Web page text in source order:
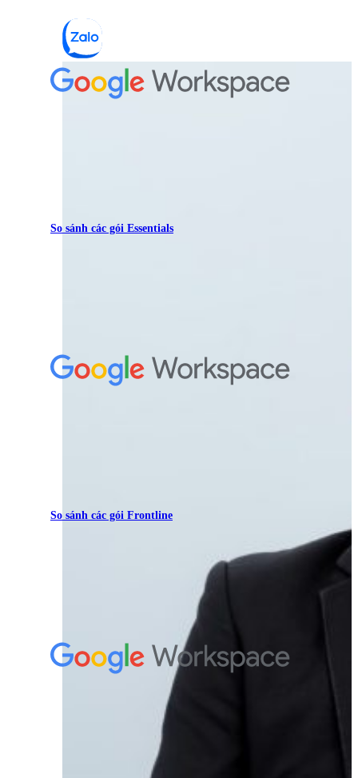
So sánh các gói Essentials
So sánh các gói Frontline